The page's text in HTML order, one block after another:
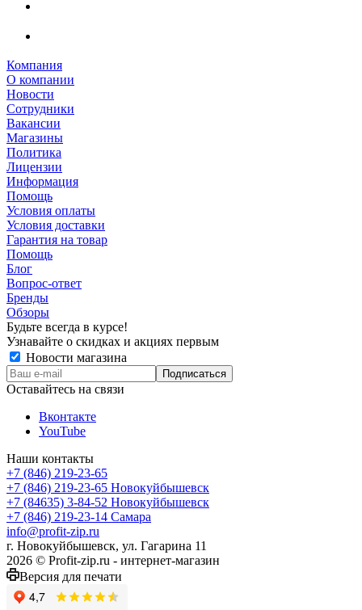
Компания
О компании
Новости
Сотрудники
Вакансии
Магазины
Политика
Лицензии
Информация
Помощь
Условия оплаты
Условия доставки
Гарантия на товар
Помощь
Блог
Вопрос-ответ
Бренды
Обзоры
Будьте всегда в курсе!
Узнавайте о скидках и акциях первым
Новости магазина
Оставайтесь на связи
Вконтакте
YouTube
Наши контакты
+7 (846) 219-23-65
+7 (846) 219-23-65 Новокуйбышевск
+7 (84635) 3-84-52 Новокуйбышевск
+7 (846) 219-23-14 Самара
info@profit-zip.ru
г. Новокуйбышевск, ул. Гагарина 11
2026 © Profit-zip.ru - интернет-магазин
Версия для печати